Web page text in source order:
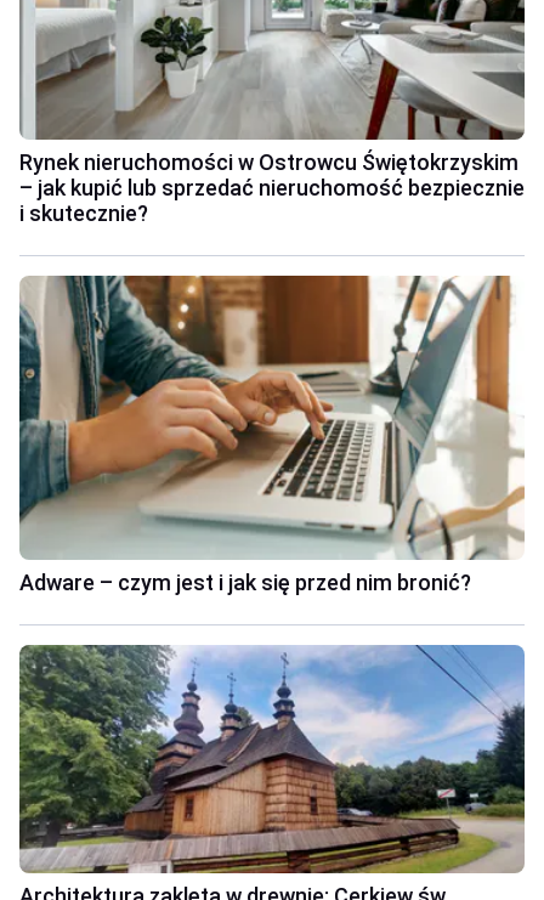
Rynek nieruchomości w Ostrowcu Świętokrzyskim
– jak kupić lub sprzedać nieruchomość bezpiecznie
i skutecznie?
Adware – czym jest i jak się przed nim bronić?